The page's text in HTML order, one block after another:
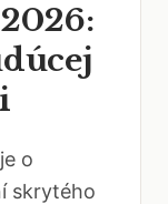
o
skrytého